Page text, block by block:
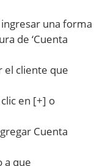
ingresar una forma
de ‘Cuenta
el cliente que
clic en [+] o
Cuenta
a que